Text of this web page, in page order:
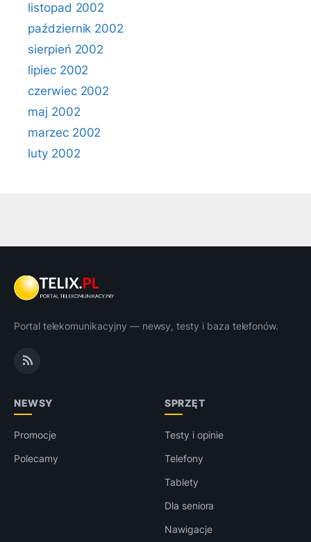
listopad 2002
październik 2002
sierpień 2002
lipiec 2002
czerwiec 2002
maj 2002
marzec 2002
luty 2002
Portal telekomunikacyjny — newsy, testy i baza telefonów.
NEWSY
Promocje
Polecamy
SPRZĘT
Testy i opinie
Telefony
Tablety
Dla seniora
Nawigacje